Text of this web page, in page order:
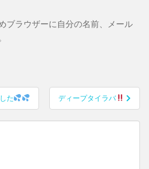
ブラウザーに自分の名前、メール
ン
た ディープタイラバ